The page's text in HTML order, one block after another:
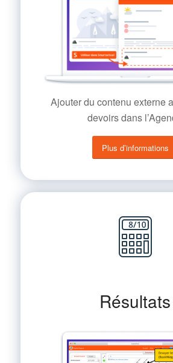
Ajouter du contenu externe
devoirs dans
Plus d’informations
Résultats